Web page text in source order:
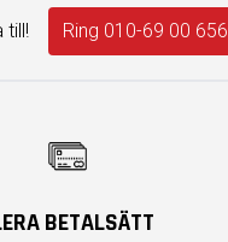
till! Ring 010-69 00 656
BETALSÄTT